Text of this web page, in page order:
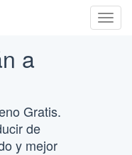
a
Gratis.
de
y mejor